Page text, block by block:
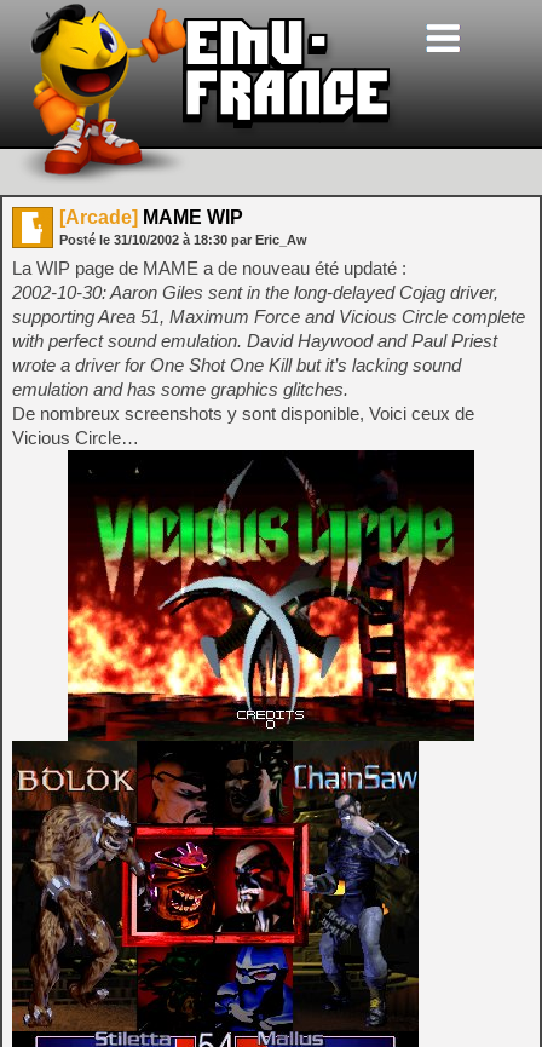
[Arcade] MAME WIP
Posté le 31/10/2002 à 18:30 par Eric_Aw
La WIP page de MAME a de nouveau été updaté :
2002-10-30: Aaron Giles sent in the long-delayed Cojag driver,
supporting Area 51, Maximum Force and Vicious Circle complete
with perfect sound emulation. David Haywood and Paul Priest
wrote a driver for One Shot One Kill but it’s lacking sound
emulation and has some graphics glitches.
De nombreux screenshots y sont disponible, Voici ceux de
Vicious Circle…